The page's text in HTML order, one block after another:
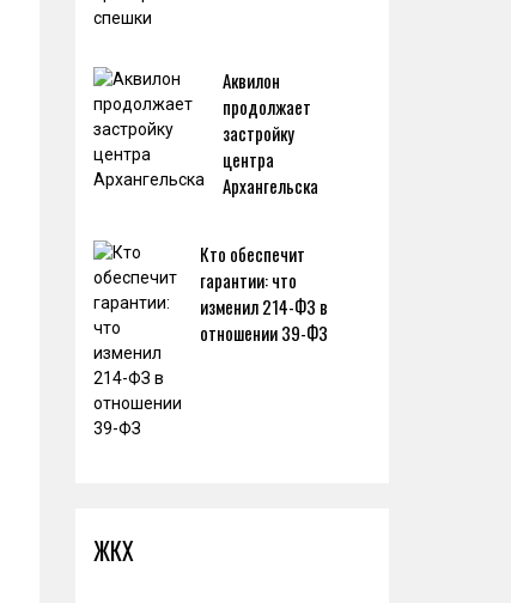
Аквилон
продолжает
застройку
центра
Архангельска
Кто обеспечит
гарантии: что
изменил 214-ФЗ в
отношении 39-ФЗ
ЖКХ